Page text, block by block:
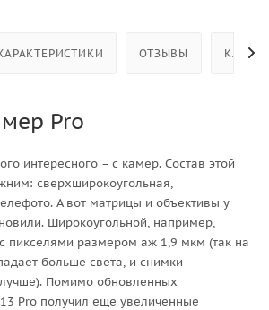
ОТЗЫВЫ КАК
Pro
интересного – с камер. Состав этой
сверхширокоугольная,
А вот матрицы и объективы у
Широкоугольной, например,
пикселями размером аж 1,9 мкм (так на
больше света, и снимки
Помимо обновленных
Pro получил еще увеличенные